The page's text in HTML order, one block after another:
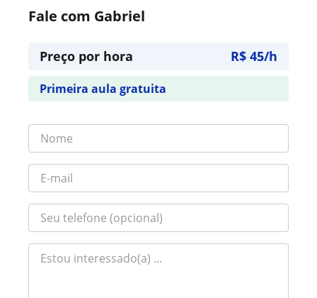
Fale com Gabriel
Preço por hora R$ 45/h
Primeira aula gratuita